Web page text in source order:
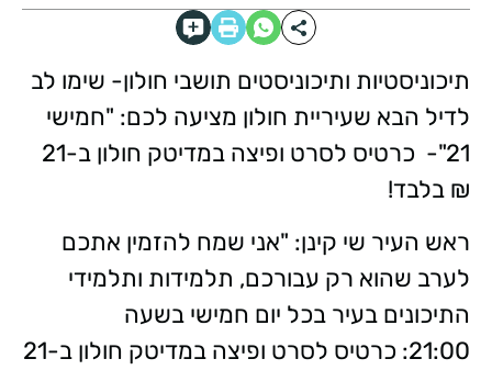
תיכוניסטיות ותיכוניסטים תושבי חולון- שימו לב
לדיל הבא שעיריית חולון מציעה לכם: "חמישי
21"- כרטיס לסרט ופיצה במדיטק חולון ב-21
₪ בלבד!
ראש העיר שי קינן: "אני שמח להזמין אתכם
לערב שהוא רק עבורכם, תלמידות ותלמידי
התיכונים בעיר בכל יום חמישי בשעה
21:00: כרטיס לסרט ופיצה במדיטק חולון ב-21